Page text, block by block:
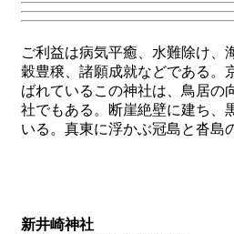
ご利益は病気平癒、水難除け、
穀豊穣、諸願成就などである。
ばれているこの神社は、鳥居の
社でもある。断崖絶壁に建ち、
いる。真東に浮かぶ冠島と沓島
新井崎神社